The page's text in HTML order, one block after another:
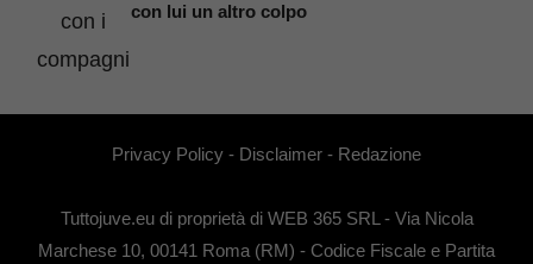
con lui un altro colpo
Privacy Policy - Disclaimer - Redazione
Tuttojuve.eu di proprietà di WEB 365 SRL - Via Nicola
Marchese 10, 00141 Roma (RM) - Codice Fiscale e Partita